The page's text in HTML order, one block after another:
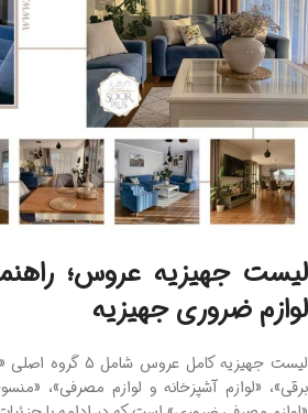
لوازم ضروری جهیزیه
لیست جهیزیه کامل
برقی»، «لوازم آشپزخانه و لوازم مصرفی»،